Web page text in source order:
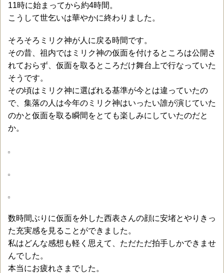
11時に始まってから約4時間。
こうして世乞いは華やかに終わりました。
そろそろミリク神が人に戻る時間です。
その昔、祖内ではミリク神の仮面を付けるところは公開さ
れておらず、仮面を取るところだけ舞台上で行なっていた
そうです。
その頃はミリク神に選ばれる基準が今とは違っていたの
で、集落の人は今年のミリク神はいったい誰が演じていた
のかと仮面を取る瞬間をとても楽しみにしていたのだと
か。
数時間ぶりに仮面を外した西表さんの顔に安堵とやりきっ
た充実感を見ることができました。
私はどんな感想も軽く思えて、ただただ拍手しかできませ
んでした。
本当にお疲れさまでした。